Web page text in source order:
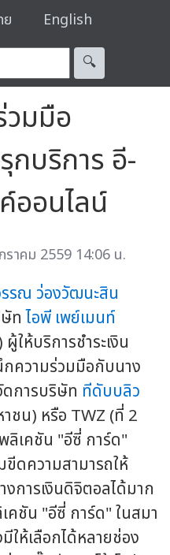
ย English
🔍︎
วมมือ
บริการ อี-
ออนไลน์
าคม 2559 14:06 น.
รณ ว่องวัฒนะสิน
ษัทไอพี เพย์เมนท์
ให้บริการชำระเงิน
ความร่วมมือกับนาง
การบริษัท ทีดับบลิว
ชน) หรือ TWZ (ที่ 2
เคชัน "อีซี่ การ์ด"
ขีดความสามารถให้
งการเงินดิจิตอลได้มาก
ชัน "อีซี่ การ์ด" ในสมา
ให้เลือกได้หลายช่อง